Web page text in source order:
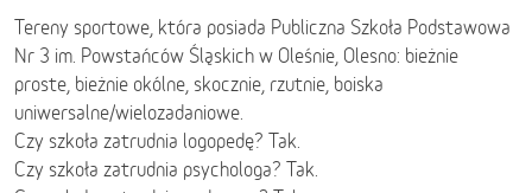
Tereny sportowe, która posiada Publiczna Szkoła Podstawowa
Nr 3 im. Powstańców Śląskich w Oleśnie, Olesno: bieżnie
proste, bieżnie okólne, skocznie, rzutnie, boiska
uniwersalne/wielozadaniowe.
Czy szkoła zatrudnia logopedę? Tak.
Czy szkoła zatrudnia psychologa? Tak.